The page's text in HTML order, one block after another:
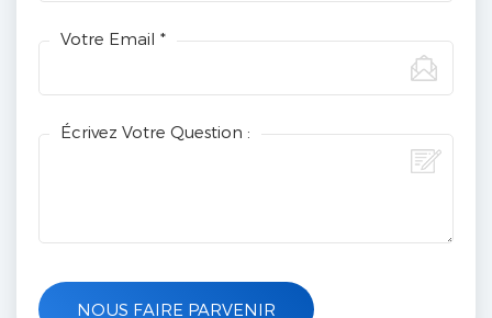
Votre Email *
Écrivez Votre Question :